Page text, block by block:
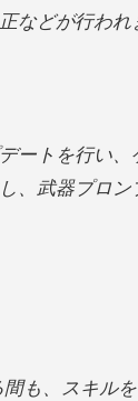
などが行われ
ートを行い
、武器プロ
も、スキル